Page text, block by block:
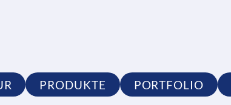
PRODUKTE PORTFOLIO